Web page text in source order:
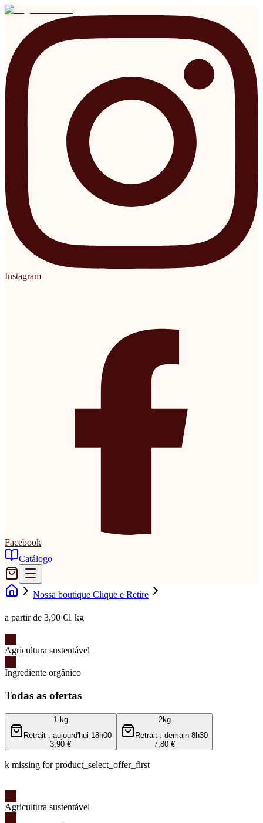
Instagram
Facebook
Catálogo
Nossa boutique Clique e Retire
a partir de 3,90 €1 kg
Agricultura sustentável
Ingrediente orgânico
Todas as ofertas
1 kg
Retrait : aujourd'hui 18h00
3,90 €
2kg
Retrait : demain 8h30
7,80 €
k missing for product_select_offer_first
Agricultura sustentável